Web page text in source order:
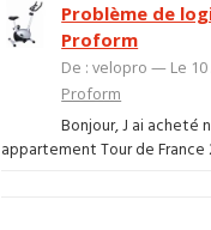
Problème de
Proform
De : velopro — Le
Proform
Bonjour, J ai acheté
appartement Tour de France